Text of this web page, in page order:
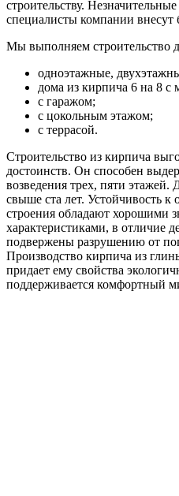
строительству.
специалисты компании внесут
Мы выполняем строительство
одноэтажные,
дома из кирпича 6 на 8 с
с гаражом;
с цокольным этажом;
с террасой.
Строительство из кирпича
достоинств. Он способен
возведения трех, пяти
свыше ста лет. Устойчивость
строения обладают хорошими
характеристиками, в отличие
подвержены разрушению от
Производство кирпича из
придает ему свойства
поддерживается комфортный